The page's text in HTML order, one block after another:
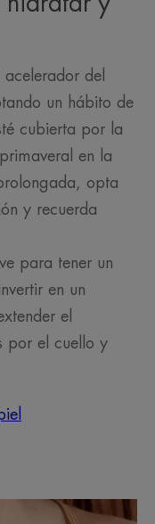
del
un hábito de
cubierta por la
en la
opta
y recuerda
para tener un
en un
el
por el cuello y